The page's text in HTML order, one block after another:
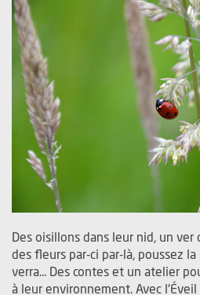
Des oisillons dans leur nid, un ver
des fleurs par-ci par-là, poussez
verra... Des contes et un atelier
à leur environnement. Avec